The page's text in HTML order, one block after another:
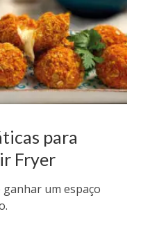
para
Fryer
um espaço